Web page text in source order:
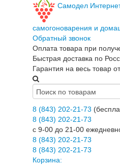
Самодел
самогоноварения и
Обратный звонок
Оплата товара при
Быстрая доставка по
Гарантия на весь товар
8 (843) 202-21-73
8 (843) 202-21-73
c 9-00 до 21-00
8 (843) 202-21-73
8 (843) 202-21-73
Корзина: